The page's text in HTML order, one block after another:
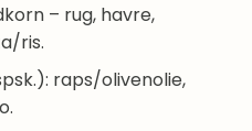
– rug, havre,
ris.
raps/olivenolie,